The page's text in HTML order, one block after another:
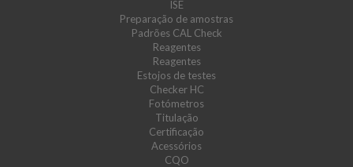
ISE
Preparação de amostras
Padrões CAL Check
Reagentes
Reagentes
Estojos de testes
Checker HC
Fotómetros
Titulação
Certificação
Acessórios
CQO